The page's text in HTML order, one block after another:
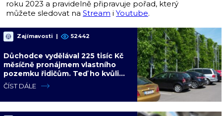
roku 2023 a pravidelně připravuje pořad, který
můžete sledovat na Stream i Youtube.
Zajímavosti | 52442
Důchodce vydělával 225 tisíc Kč
měsíčně pronájmem vlastního
pozemku řidičům. Teď ho kvůli
tomu čeká soud
ČÍST DÁLE